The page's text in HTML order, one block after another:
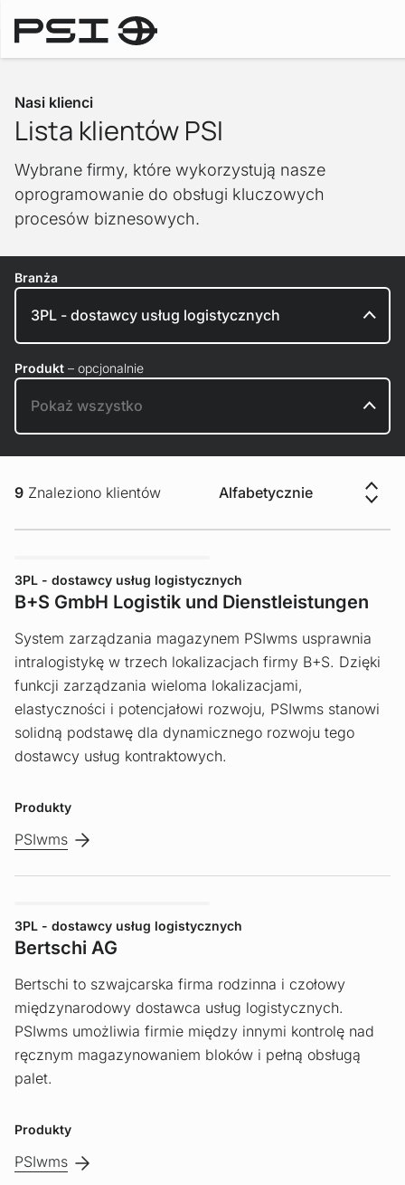
Nasi klienci
Lista klientów PSI
Wybrane firmy, które wykorzystują nasze
oprogramowanie do obsługi kluczowych
procesów biznesowych.
Branża
Produkt
9 Znaleziono klientów
3PL - dostawcy usług logistycznych
B+S GmbH Logistik und Dienstleistungen
System zarządzania magazynem PSIwms usprawnia
intralogistykę w trzech lokalizacjach firmy B+S. Dzięki
funkcji zarządzania wieloma lokalizacjami,
elastyczności i potencjałowi rozwoju, PSIwms stanowi
solidną podstawę dla dynamicznego rozwoju tego
dostawcy usług kontraktowych.
Produkty
PSIwms
3PL - dostawcy usług logistycznych
Bertschi AG
Bertschi to szwajcarska firma rodzinna i czołowy
międzynarodowy dostawca usług logistycznych.
PSIwms umożliwia firmie między innymi kontrolę nad
ręcznym magazynowaniem bloków i pełną obsługą
palet.
Produkty
PSIwms